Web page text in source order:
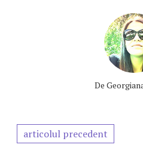
De
articolul precedent